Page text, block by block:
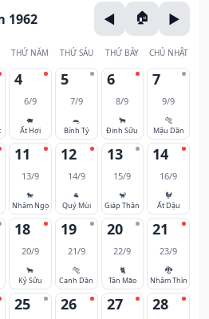
1962
THỨ NĂM THỨ SÁU THỨ BẢY CHỦ NHẬT
4
6/9
🐖
Ất Hợi
5
7/9
🐀
Bính Tý
6
8/9
🐂
Đinh Sửu
7
9/9
🐅
Mậu Dần
11
13/9
🐎
Nhâm Ngọ
12
14/9
🐐
Quý Mùi
13
15/9
🐒
Giáp Thân
14
16/9
🐓
Ất Dậu
18
20/9
🐂
Kỷ Sửu
19
21/9
🐅
Canh Dần
20
22/9
🐈
Tân Mão
21
23/9
🐉
Nhâm Thìn
25 26 27 28